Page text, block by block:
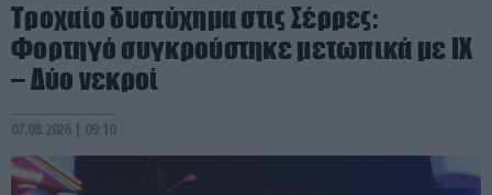
Τροχαίο δυστύχημα στις Σέρρες:
Φορτηγό συγκρούστηκε μετωπικά με ΙΧ
– Δύο νεκροί
07.08.2026 | 09:10